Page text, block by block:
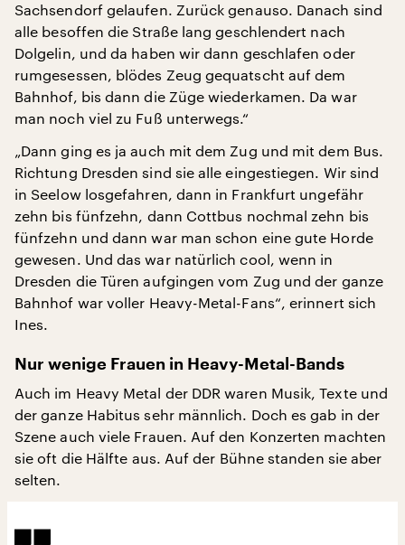
Sachsendorf gelaufen. Zurück genauso. Danach sind
alle besoffen die Straße lang geschlendert nach
Dolgelin, und da haben wir dann geschlafen oder
rumgesessen, blödes Zeug gequatscht auf dem
Bahnhof, bis dann die Züge wiederkamen. Da war
man noch viel zu Fuß unterwegs.“
„Dann ging es ja auch mit dem Zug und mit dem Bus.
Richtung Dresden sind sie alle eingestiegen. Wir sind
in Seelow losgefahren, dann in Frankfurt ungefähr
zehn bis fünfzehn, dann Cottbus nochmal zehn bis
fünfzehn und dann war man schon eine gute Horde
gewesen. Und das war natürlich cool, wenn in
Dresden die Türen aufgingen vom Zug und der ganze
Bahnhof war voller Heavy-Metal-Fans“, erinnert sich
Ines.
Nur wenige Frauen in Heavy-Metal-Bands
Auch im Heavy Metal der DDR waren Musik, Texte und
der ganze Habitus sehr männlich. Doch es gab in der
Szene auch viele Frauen. Auf den Konzerten machten
sie oft die Hälfte aus. Auf der Bühne standen sie aber
selten.